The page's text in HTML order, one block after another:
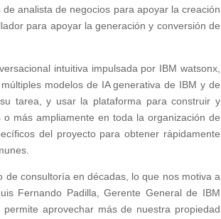
analista de negocios para apoyar la creación
para apoyar la generación y conversión de
intuitiva impulsada por IBM watsonx,
modelos de IA generativa de IBM y de
tarea, y usar la plataforma para construir y
más ampliamente en toda la organización de
del proyecto para obtener rápidamente
consultoría en décadas, lo que nos motiva a
Fernando Padilla, Gerente General de IBM
aprovechar más de nuestra propiedad